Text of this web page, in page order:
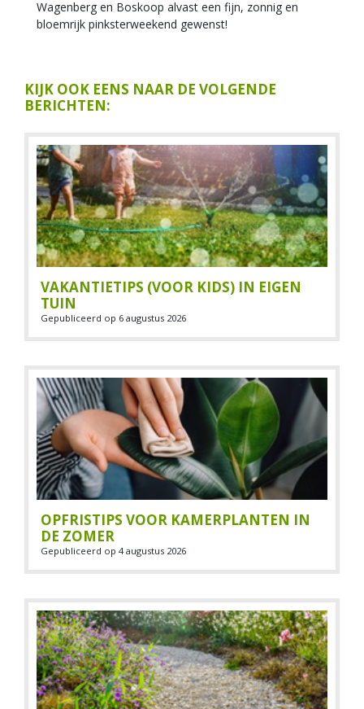
Wagenberg en Boskoop alvast een fijn, zonnig en
bloemrijk pinksterweekend gewenst!
KIJK OOK EENS NAAR DE VOLGENDE
BERICHTEN:
VAKANTIETIPS (VOOR KIDS) IN EIGEN
TUIN
Gepubliceerd op 6 augustus 2026
OPFRISTIPS VOOR KAMERPLANTEN IN
DE ZOMER
Gepubliceerd op 4 augustus 2026